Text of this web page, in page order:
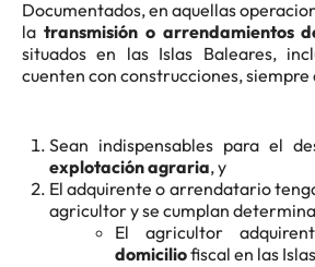
Documentados, en aquellas
la transmisión o arrendamientos
situados en las Islas Baleares,
cuenten con construcciones, siempre
Sean indispensables para el
explotación agraria, y
El adquirente o arrendatario
agricultor y se cumplan
El agricultor
domiciliofiscal en las